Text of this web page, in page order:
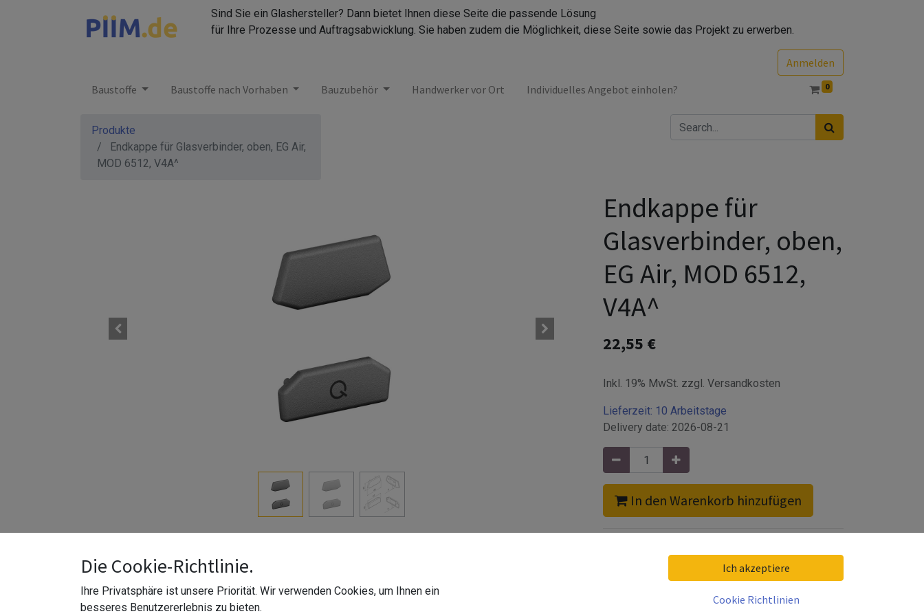
Sind Sie ein Glashersteller? Dann bietet Ihnen diese Seite die passende Lösung
für Ihre Prozesse und Auftragsabwicklung. Sie haben zudem die Möglichkeit, diese Seite sowie das Projekt zu erwerben.
Anmelden
Baustoffe
Baustoffe nach Vorhaben Bauzubehör Handwerker vor Ort Individuelles Angebot einholen? 0
Produkte
Endkappe für Glasverbinder, oben, EG Air,
MOD 6512, V4A^
Endkappe für
Glasverbinder, oben,
EG Air, MOD 6512,
V4A^
22,55 €
Inkl. 19% MwSt. zzgl. Versandkosten
Lieferzeit: 10 Arbeitstage
Delivery date: 2026-08-21
In den Warenkorb hinzufügen
Easy Glass Air | Edelstahl V4A, glasperlengestrahlt | für den Außenbereich
Z-Farbe:glasperlengestrahlt
Z-Verwendung:Außenbereich
Die Cookie-Richtlinie.
Ihre Privatsphäre ist unsere Priorität. Wir verwenden Cookies, um Ihnen ein
besseres Benutzererlebnis zu bieten.
Ich akzeptiere
Cookie Richtlinien